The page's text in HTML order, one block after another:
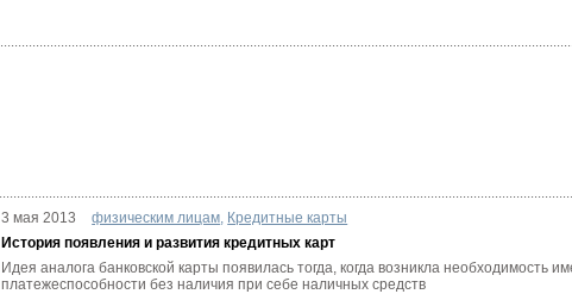
3 мая 2013 физическим лицам, Кредитные карты
История появления и развития кредитных карт
Идея аналога банковской карты появилась тогда, когда возникла необходимость
платежеспособности без наличия при себе наличных средств